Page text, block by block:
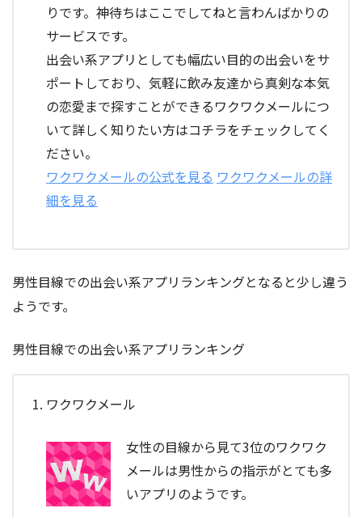
りです。神待ちはここでしてねと言わんばかりの
サービスです。
出会い系アプリとしても幅広い目的の出会いをサ
ポートしており、気軽に飲み友達から真剣な本気
の恋愛まで探すことができるワクワクメールにつ
いて詳しく知りたい方はコチラをチェックしてく
ださい。
ワクワクメールの公式を見る ワクワクメールの詳
細を見る
男性目線での出会い系アプリランキングとなると少し違う
ようです。
男性目線での出会い系アプリランキング
ワクワクメール
女性の目線から見て3位のワクワク
メールは男性からの指示がとても多
いアプリのようです。